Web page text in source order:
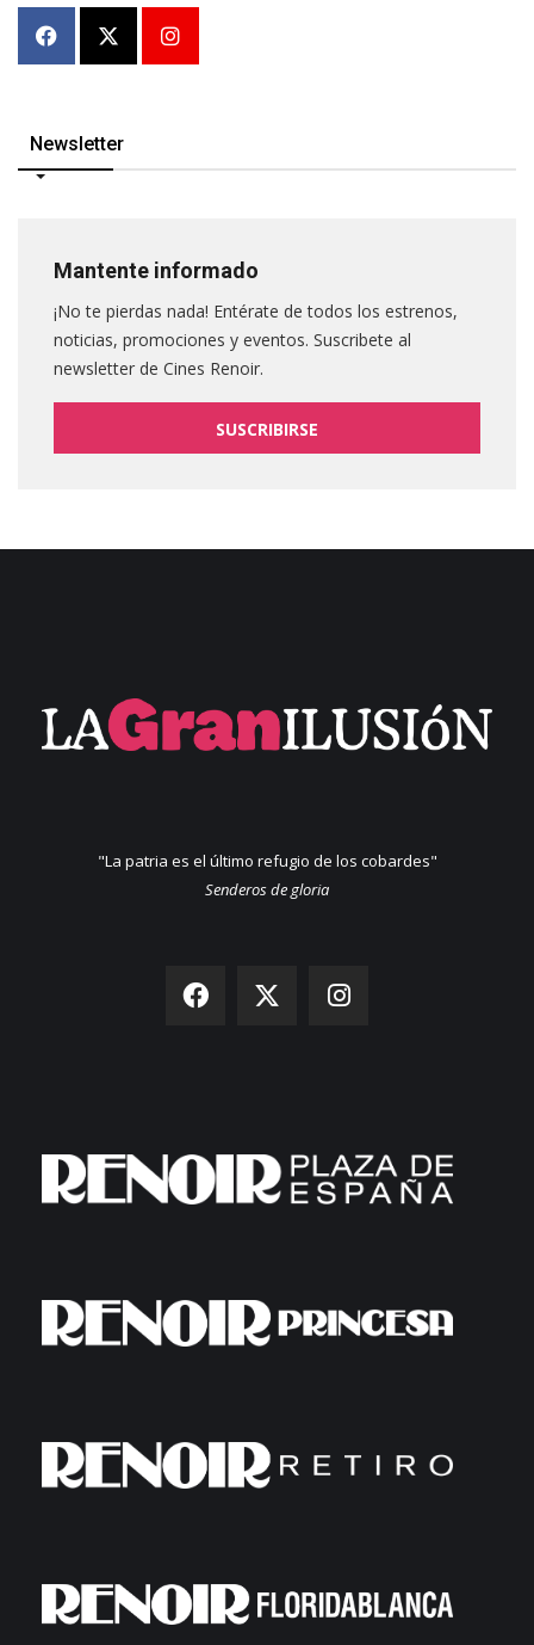
Newsletter
Mantente informado
¡No te pierdas nada! Entérate de todos los estrenos,
noticias, promociones y eventos. Suscribete al
newsletter de Cines Renoir.
SUSCRIBIRSE
"La patria es el último refugio de los cobardes"
Senderos de gloria